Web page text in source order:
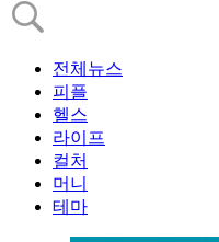
전체뉴스
피플
헬스
라이프
컬처
머니
테마